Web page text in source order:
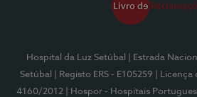
Hospital da Luz Setúbal
| Estrada
Setúbal
| Registo ERS - E105259
|
4160/2012
| Hospor - Hospitais